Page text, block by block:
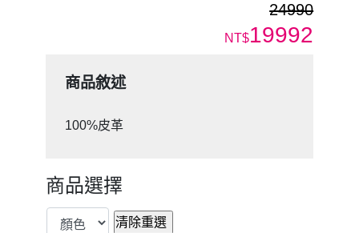
24990
NT$19992
商品敘述
100%皮革
商品選擇